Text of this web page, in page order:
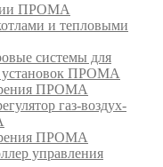
ПРОМА
и тепловыми
системы для
установок ПРОМА
ПРОМА
газ-воздух-
ПРОМА
управления